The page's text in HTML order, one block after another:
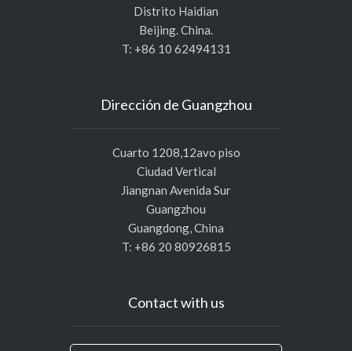
Distrito Haidian
Beijing. China.
T: +86 10 62494131
Dirección de Guangzhou
Cuarto 1208,12avo piso
Ciudad Vertical
Jiangnan Avenida Sur
Guangzhou
Guangdong, China
T: +86 20 80926815
Contact with us